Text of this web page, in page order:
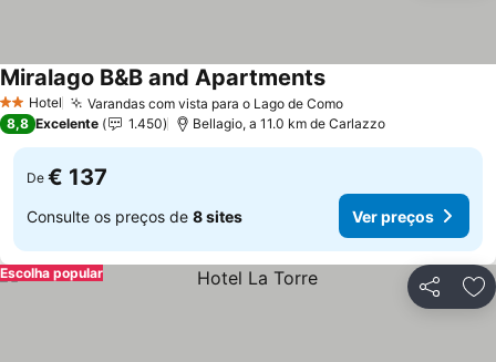
2 Estrelas
Hotel Varandas com vista para o Lago de Como
Miralago B&B and Apartments
8,8 Excelente 1.450 Bellagio, a 11.0 km de Carlazzo
De € 137
Consulte os preços de 8 sites Ver preços
Partilhar
Escolha popular